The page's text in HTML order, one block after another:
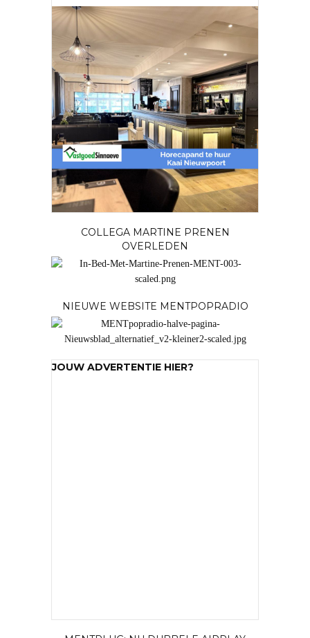
COLLEGA MARTINE PRENEN
OVERLEDEN
NIEUWE WEBSITE MENTPOPRADIO
JOUW ADVERTENTIE HIER?